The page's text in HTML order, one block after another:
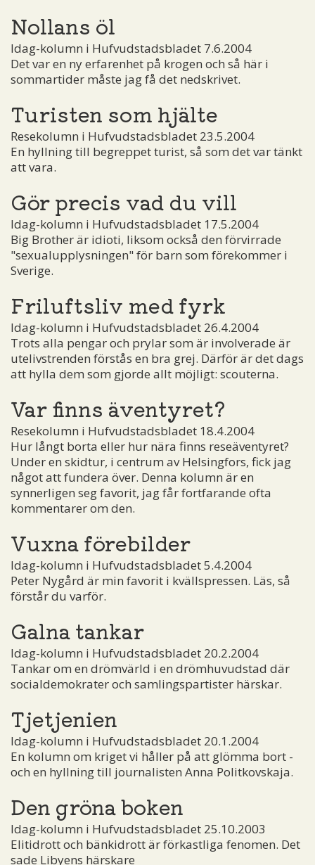
Nollans öl
Idag-kolumn i Hufvudstadsbladet 7.6.2004
Det var en ny erfarenhet på krogen och så här i
sommartider måste jag få det nedskrivet.
Turisten som hjälte
Resekolumn i Hufvudstadsbladet 23.5.2004
En hyllning till begreppet turist, så som det var tänkt
att vara.
Gör precis vad du vill
Idag-kolumn i Hufvudstadsbladet 17.5.2004
Big Brother är idioti, liksom också den förvirrade
"sexualupplysningen" för barn som förekommer i
Sverige.
Friluftsliv med fyrk
Idag-kolumn i Hufvudstadsbladet 26.4.2004
Trots alla pengar och prylar som är involverade är
utelivstrenden förstås en bra grej. Därför är det dags
att hylla dem som gjorde allt möjligt: scouterna.
Var finns äventyret?
Resekolumn i Hufvudstadsbladet 18.4.2004
Hur långt borta eller hur nära finns reseäventyret?
Under en skidtur, i centrum av Helsingfors, fick jag
något att fundera över. Denna kolumn är en
synnerligen seg favorit, jag får fortfarande ofta
kommentarer om den.
Vuxna förebilder
Idag-kolumn i Hufvudstadsbladet 5.4.2004
Peter Nygård är min favorit i kvällspressen. Läs, så
förstår du varför.
Galna tankar
Idag-kolumn i Hufvudstadsbladet 20.2.2004
Tankar om en drömvärld i en drömhuvudstad där
socialdemokrater och samlingspartister härskar.
Tjetjenien
Idag-kolumn i Hufvudstadsbladet 20.1.2004
En kolumn om kriget vi håller på att glömma bort ­
och en hyllning till journalisten Anna Politkovskaja.
Den gröna boken
Idag-kolumn i Hufvudstadsbladet 25.10.2003
Elitidrott och bänkidrott är förkastliga fenomen. Det
sade Libyens härskare